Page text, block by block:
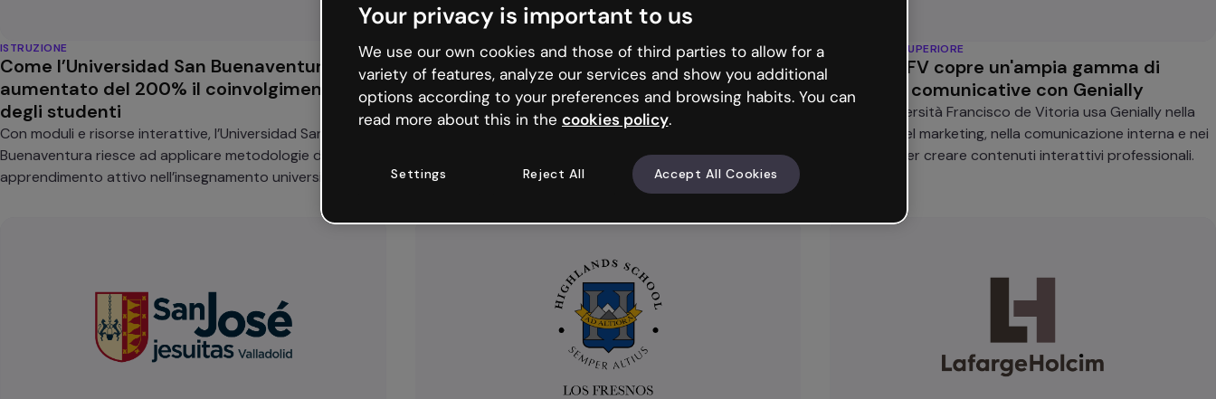
ISTRUZIONE
Come l’Universidad San Buenaventura ha
aumentato del 200% il coinvolgimento
degli studenti
Con moduli e risorse interattive, l’Universidad San
Buenaventura riesce ad applicare metodologie di
apprendimento attivo nell’insegnamento universitario
ISTRUZIONE
Come il gruppo bbw ha raddoppiato la
produzione di contenuti formativi con
Genially
Il gruppo bbw ha trasformato il proprio approccio alla
produzione di contenuti formativi digitali, raddoppiando la
produzione e riducendo del 50% i tempi con Genially.
ISTRUZIONE SUPERIORE
Come l'UFV copre un'ampia gamma di
esigenze comunicative con Genially
Come l'Università Francisco de Vitoria usa Genially nella
didattica, nel marketing, nella comunicazione interna e nei
congressi per creare contenuti interattivi professionali.
Your privacy is important to us
We use our own cookies and those of third parties to allow for a
variety of features, analyze our services and show you additional
options according to your preferences and browsing habits. You can
read more about this in the cookies policy.
Settings Reject All Accept All Cookies